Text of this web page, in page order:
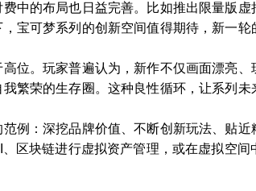
中的布局也日益完善。比如推出限量版
宝可梦系列的创新空间值得期待，新一轮
位。玩家普遍认为，新作不仅画面漂亮
繁荣的生存圈。这种良性循环，让系列未
例：深挖品牌价值、不断创新玩法、贴
区块链进行虚拟资产管理，或在虚拟空